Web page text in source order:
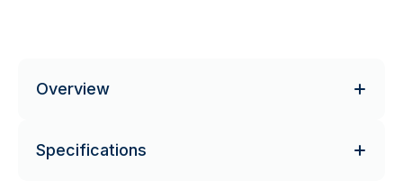
Overview
Specifications